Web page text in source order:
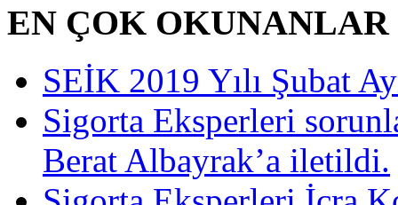
EN ÇOK OKUNANLAR
SEİK 2019 Yılı Şubat
Sigorta Eksperleri
Berat Albayrak’a iletildi.